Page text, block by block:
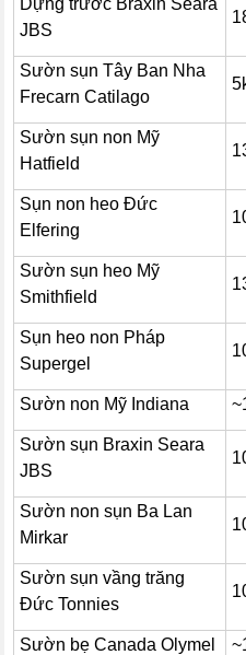
Dựng trước Braxin Seara
JBS
Sườn sụn Tây Ban Nha
Frecarn Catilago
Sườn sụn non Mỹ
Hatfield
Sụn non heo Đức
Elfering
Sườn sụn heo Mỹ
Smithfield
Sụn heo non Pháp
Supergel
Sườn non Mỹ Indiana
Sườn sụn Braxin Seara
JBS
Sườn non sụn Ba Lan
Mirkar
Sườn sụn vầng trăng
Đức Tonnies
Sườn bẹ Canada Olymel